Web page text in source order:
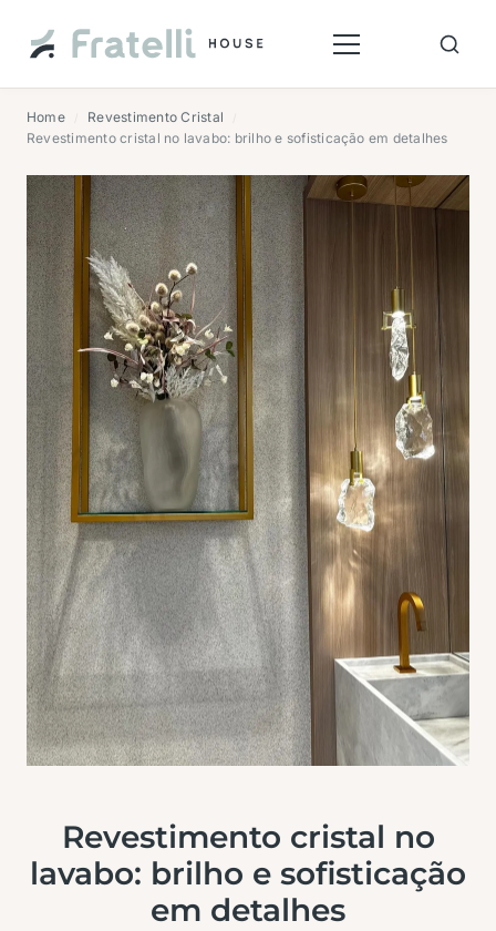
Home Revestimento Cristal
Revestimento cristal no lavabo: brilho e sofisticação em detalhes
Revestimento cristal no
lavabo: brilho e sofisticação
em detalhes